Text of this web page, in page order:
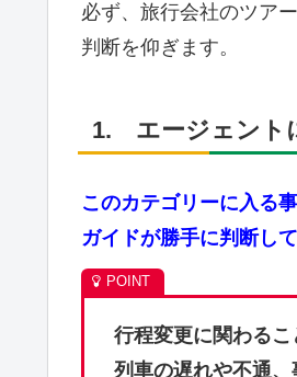
必ず、旅行会社のツア
判断を仰ぎます。
1. エージェント
このカテゴリーに入る
ガイドが勝手に判断し
行程変更に関わるこ
列車の遅れや不通、